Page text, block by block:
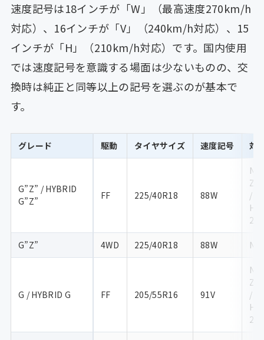
速度記号は18インチが「W」（最高速度270km/h
対応）、16インチが「V」（240km/h対応）、15
インチが「H」（210km/h対応）です。国内使用
では速度記号を意識する場面は少ないものの、交
換時は純正と同等以上の記号を選ぶのが基本で
す。
グレード 駆動 タイヤサイズ 速度記号 対
G”Z” / HYBRID
G”Z”
FF 225/40R18 88W
/
H /
2H
G”Z” 4WD 225/40R18 88W
G / HYBRID G FF 205/55R16 91V
/
H /
2H